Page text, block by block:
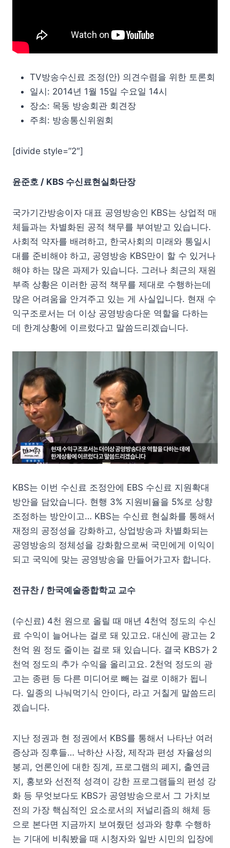
TV방송수신료 조정(안) 의견수렴을 위한 토론회
일시: 2014년 1월 15일 수요일 14시
장소: 목동 방송회관 회견장
주최: 방송통신위원회
[divide style=”2″]
윤준호 / KBS 수신료현실화단장
국가기간방송이자 대표 공영방송인 KBS는 상업적 매
체들과는 차별화된 공적 책무를 부여받고 있습니다.
사회적 약자를 배려하고, 한국사회의 미래와 통일시
대를 준비해야 하고, 공영방송 KBS만이 할 수 있거나
해야 하는 많은 과제가 있습니다. 그러나 최근의 재원
부족 상황은 이러한 공적 책무를 제대로 수행하는데
많은 어려움을 안겨주고 있는 게 사실입니다. 현재 수
익구조로서는 더 이상 공영방송다운 역할을 다하는
데 한계상황에 이르렀다고 말씀드리겠습니다.
KBS는 이번 수신료 조정안에 EBS 수신료 지원확대
방안을 담았습니다. 현행 3% 지원비율을 5%로 상향
조정하는 방안이고… KBS는 수신료 현실화를 통해서
재정의 공정성을 강화하고, 상업방송과 차별화되는
공영방송의 정체성을 강화함으로써 국민에게 이익이
되고 국익에 맞는 공영방송을 만들어가고자 합니다.
전규찬 / 한국예술종합학교 교수
(수신료) 4천 원으로 올릴 때 매년 4천억 정도의 수신
료 수익이 늘어나는 걸로 돼 있고요. 대신에 광고는 2
천억 원 정도 줄이는 걸로 돼 있습니다. 결국 KBS가 2
천억 정도의 추가 수익을 올리고요. 2천억 정도의 광
고는 종편 등 다른 미디어로 빼는 걸로 이해가 됩니
다. 일종의 나눠먹기식 안이다, 라고 거칠게 말씀드리
겠습니다.
지난 정권과 현 정권에서 KBS를 통해서 나타난 여러
증상과 징후들… 낙하산 사장, 제작과 편성 자율성의
붕괴, 언론인에 대한 징계, 프로그램의 폐지, 출연금
지, 홍보와 선전적 성격이 강한 프로그램들의 편성 강
화 등 무엇보다도 KBS가 공영방송으로서 그 가치보
전의 가장 핵심적인 요소로서의 저널리즘의 해체 등
으로 본다면 지금까지 보여줬던 성과와 향후 수행하
는 기대에 비춰봤을 때 시청자와 일반 시민의 입장에